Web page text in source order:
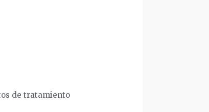
de tratamiento